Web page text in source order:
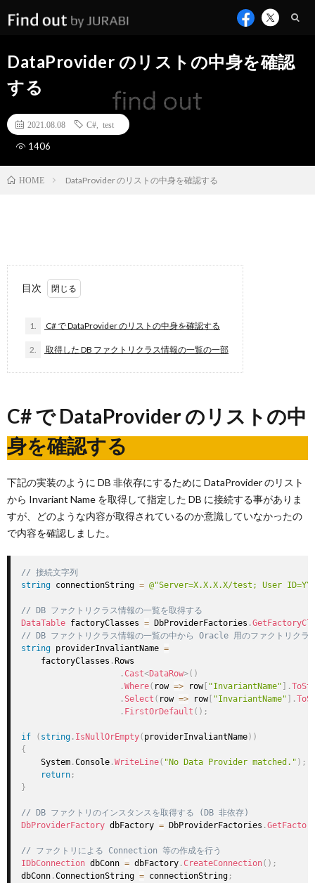
DataProvider のリストの中身を確認
する
2021.08.08 C# test
1406
HOME DataProvider のリストの中身を確認する
目次
1. C# で DataProvider のリストの中身を確認する
2. 取得した DB ファクトリクラス情報の一覧の一部
C# で DataProvider のリストの中
身を確認する
下記の実装のように DB 非依存にするために DataProvider のリスト
から Invariant Name を取得して指定した DB に接続する事がありま
すが、どのような内容が取得されているのか意識していなかったの
で内容を確認しました。
// 接続文字列
string connectionString = @"Server=X.X.X.X/test; User
// DB ファクトリクラス情報の一覧を取得する
DataTable factoryClasses = DbProviderFactories .
// DB ファクトリクラス情報の一覧の中から Oracle 用のファクトリクラ
string providerInvaliantName =
    factoryClasses
. Rows
.Cast<DataRow>( )
.Where( row => row[ "InvariantName" .
.Select ( row => row[ "InvariantName" .
. FirstOrDefault ( ) ;
if ( string . IsNullOrEmpty( providerInvaliantName) )
{
    System
.Console .WriteLine( "No Data Provider matched." ) ;
return ;
}
// DB ファクトリのインスタンスを取得する (DB 非依存)
DbProviderFactory dbFactory = DbProviderFactories .
// ファクトリによる Connection 等の作成を行う
IDbConnection dbConn = dbFactory .CreateConnection( ) ;
dbConn .ConnectionString = connectionString ;